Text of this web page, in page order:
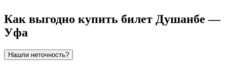
Как выгодно купить билет Душанбе —
Уфа
Нашли неточность?